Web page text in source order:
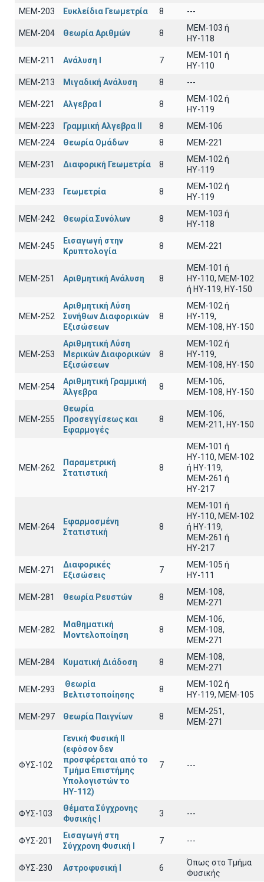
ΜΕΜ-203
Ευκλείδια Γεωμετρία 8 ---
ΜΕΜ-204 Θεωρία Αριθμών 8
ΜΕΜ-103 ή
ΗΥ-118
ΜΕΜ-211 Ανάλυση Ι 7
ΜΕΜ-101 ή
ΗΥ-110
ΜΕΜ-213
Μιγαδική Ανάλυση 8 ---
ΜΕΜ-221 Αλγεβρα Ι 8
ΜΕΜ-102 ή
ΗΥ-119
ΜΕΜ-223
Γραμμική Αλγεβρα ΙΙ 8
MEM-106
ΜΕΜ-224
Θεωρία Ομάδων 8 MEM-221
ΜΕΜ-231 Διαφορική Γεωμετρία 8
MEM-102 ή
ΗΥ-119
ΜΕΜ-233 Γεωμετρία 8
MEM-102 ή
ΗΥ-119
ΜΕΜ-242 Θεωρία Συνόλων 8
ΜΕΜ-103 ή
ΗΥ-118
ΜΕΜ-245
Εισαγωγή στην
Κρυπτολογία
8 MEM-221
ΜΕΜ-251 Αριθμητική Ανάλυση 8
ΜΕΜ-101 ή
ΗΥ-110, MEM-102
ή ΗΥ-119, ΗΥ-150
ΜΕΜ-252
Αριθμητική Λύση
Συνήθων Διαφορικών
Εξισώσεων
8
MEM-102 ή
ΗΥ-119,
ΜΕΜ-108, ΗΥ-150
ΜΕΜ-253
Αριθμητική Λύση
Μερικών Διαφορικών
Εξισώσεων
8
ΜΕΜ-102 ή
ΗΥ-119,
ΜΕΜ-108, ΗΥ-150
ΜΕΜ-254
Αριθμητική Γραμμική
Άλγεβρα
8
ΜΕΜ-106,
ΜΕΜ-108, ΗΥ-150
ΜΕΜ-255
Θεωρία
Προσεγγίσεως και
Εφαρμογές
8
ΜΕΜ-106,
ΜΕΜ-211, ΗΥ-150
ΜΕΜ-262
Παραμετρική
Στατιστική
8
ΜΕΜ-101 ή
ΗΥ-110, MEM-102
ή ΗΥ-119,
ΜΕΜ-261 ή
ΗΥ-217
ΜΕΜ-264
Εφαρμοσμένη
Στατιστική
8
ΜΕΜ-101 ή
ΗΥ-110, MEM-102
ή ΗΥ-119,
ΜΕΜ-261 ή
ΗΥ-217
ΜΕΜ-271
Διαφορικές
Εξισώσεις
7
ΜΕΜ-105 ή
ΗΥ-111
ΜΕΜ-281 Θεωρία Ρευστών 8
ΜΕΜ-108,
ΜΕΜ-271
ΜΕΜ-282
Μαθηματική
Μοντελοποίηση
8
ΜΕΜ-106,
ΜΕΜ-108,
ΜΕΜ-271
ΜΕΜ-284 Κυματική Διάδοση 8
ΜΕΜ-108,
ΜΕΜ-271
ΜΕΜ-293
Θεωρία
Βελτιστοποίησης
8
ΜΕΜ-102 ή
ΗΥ-119, ΜΕΜ-105
ΜΕΜ-297 Θεωρία Παιγνίων 8
ΜΕΜ-251,
ΜΕΜ-271
ΦΥΣ-102
Γενική Φυσική ΙΙ
(εφόσον δεν
προσφέρεται από το
Τμήμα Επιστήμης
Υπολογιστών το
ΗΥ-112)
7 ---
ΦΥΣ-103
Θέματα Σύγχρονης
Φυσικής Ι
3 ---
ΦΥΣ-201
Εισαγωγή στη
Σύγχρονη Φυσική Ι
7 ---
ΦΥΣ-230 Αστροφυσική Ι 6
Όπως στο Τμήμα
Φυσικής